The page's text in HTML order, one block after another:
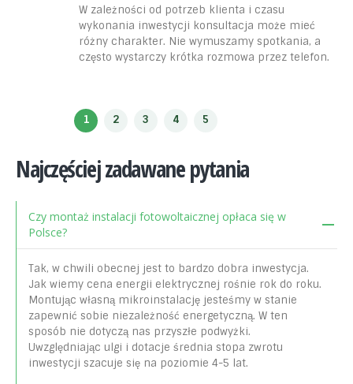
W zależności od potrzeb klienta i czasu
wykonania inwestycji konsultacja może mieć
różny charakter. Nie wymuszamy spotkania, a
często wystarczy krótka rozmowa przez telefon.
Najczęściej zadawane pytania
Czy montaż instalacji fotowoltaicznej opłaca się w
Polsce?
Tak, w chwili obecnej jest to bardzo dobra inwestycja.
Jak wiemy cena energii elektrycznej rośnie rok do roku.
Montując własną mikroinstalację jesteśmy w stanie
zapewnić sobie niezależność energetyczną. W ten
sposób nie dotyczą nas przyszłe podwyżki.
Uwzględniając ulgi i dotacje średnia stopa zwrotu
inwestycji szacuje się na poziomie 4-5 lat.